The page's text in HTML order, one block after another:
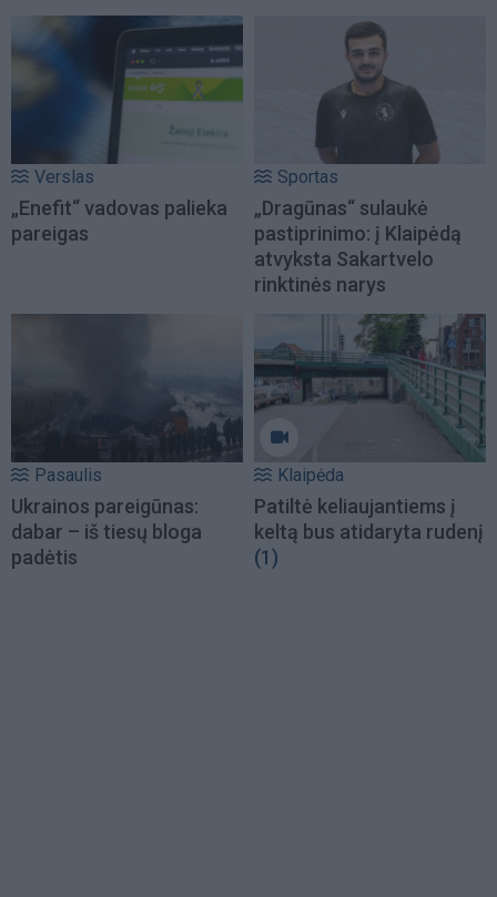
Verslas
„Enefit“ vadovas palieka
pareigas
Sportas
„Dragūnas“ sulaukė
pastiprinimo: į Klaipėdą
atvyksta Sakartvelo
rinktinės narys
Pasaulis
Ukrainos pareigūnas:
dabar – iš tiesų bloga
padėtis
Klaipėda
Patiltė keliaujantiems į
keltą bus atidaryta rudenį
(1)